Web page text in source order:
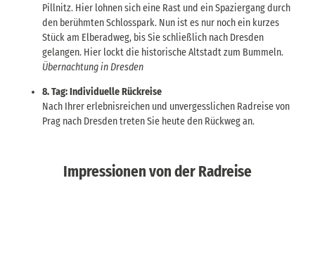
Pillnitz. Hier lohnen sich eine Rast und ein Spaziergang durch
den berühmten Schlosspark. Nun ist es nur noch ein kurzes
Stück am Elberadweg, bis Sie schließlich nach Dresden
gelangen. Hier lockt die historische Altstadt zum Bummeln.
Übernachtung in Dresden
8. Tag: Individuelle Rückreise
Nach Ihrer erlebnisreichen und unvergesslichen Radreise von
Prag nach Dresden treten Sie heute den Rückweg an.
Impressionen von der Radreise